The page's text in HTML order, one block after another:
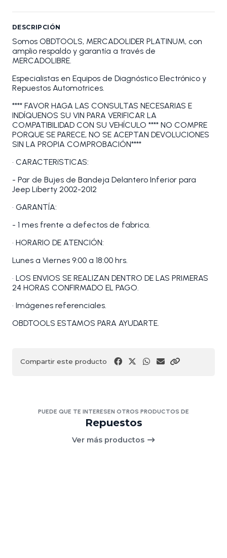
DESCRIPCIÓN
Somos OBDTOOLS, MERCADOLIDER PLATINUM, con
amplio respaldo y garantía a través de
MERCADOLIBRE.
Especialistas en Equipos de Diagnóstico Electrónico y
Repuestos Automotrices.
**** FAVOR HAGA LAS CONSULTAS NECESARIAS E
INDÍQUENOS SU VIN PARA VERIFICAR LA
COMPATIBILIDAD CON SU VEHÍCULO **** NO COMPRE
PORQUE SE PARECE, NO SE ACEPTAN DEVOLUCIONES
SIN LA PROPIA COMPROBACIÓN****
• CARACTERíSTICAS:
- Par de Bujes de Bandeja Delantero Inferior para
Jeep Liberty 2002-2012
• GARANTÍA:
- 1 mes frente a defectos de fabrica.
• HORARIO DE ATENCIÓN:
Lunes a Viernes 9:00 a 18:00 hrs.
• LOS ENVIOS SE REALIZAN DENTRO DE LAS PRIMERAS
24 HORAS CONFIRMADO EL PAGO.
• Imágenes referenciales.
OBDTOOLS ESTAMOS PARA AYUDARTE.
Compartir este producto
PUEDE QUE TE INTERESEN OTROS PRODUCTOS DE
Repuestos
Ver más productos